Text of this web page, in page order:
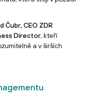
Čubr, CEO ZDR
Director, kteří
a v širších